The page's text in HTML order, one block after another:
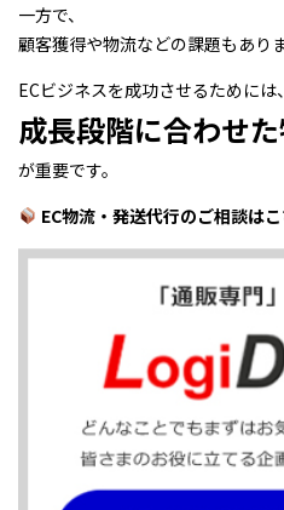
一方で、
顧客獲得や物流などの課題もありま
ECビジネスを成功させるためには、
成長段階に合わせ
が重要です。
EC物流・発送代行のご相談は